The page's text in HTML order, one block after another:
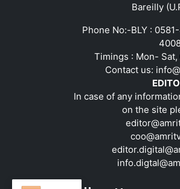
Bareilly
Phone No:-BLY :
Timings : Mon-
Contact us:
In case of any
on the site